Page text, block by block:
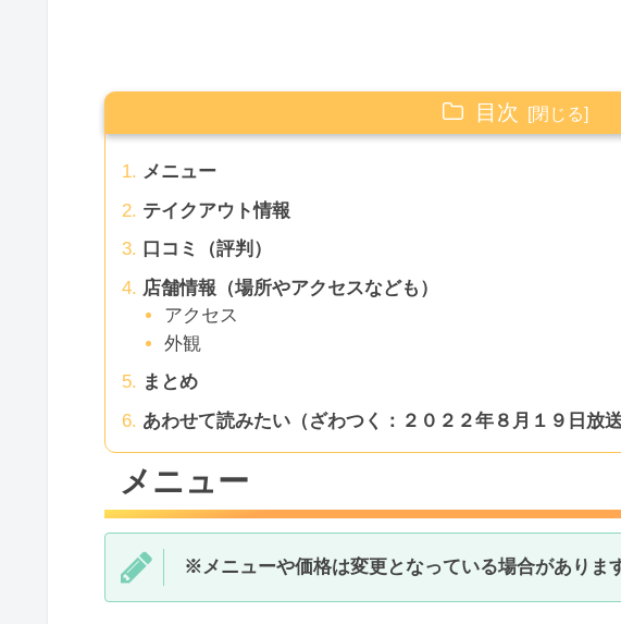
目次
メニュー
テイクアウト情報
口コミ（評判）
店舗情報（場所やアクセスなども）
アクセス
外観
まとめ
あわせて読みたい（ざわつく：２０２２年８月１９日放送
メニュー
※メニューや価格は変更となっている場合があります